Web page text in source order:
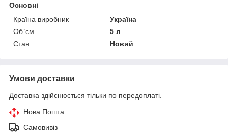
Основні
Країна виробник
Україна
Об`єм
5 л
Стан
Новий
Умови доставки
Доставка здійснюється тільки по передоплаті.
Нова Пошта
Самовивіз